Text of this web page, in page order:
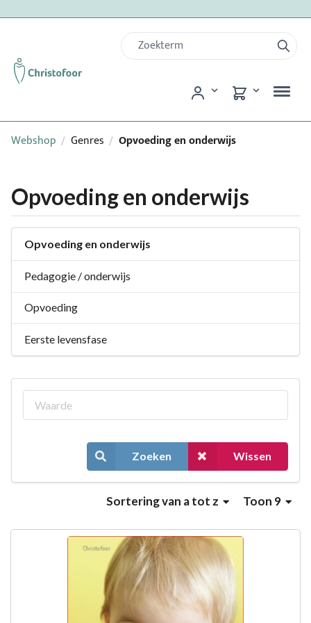
Webshop / Genres / Opvoeding en onderwijs
Opvoeding en onderwijs
Opvoeding en onderwijs
Pedagogie / onderwijs
Opvoeding
Eerste levensfase
Zoeken Wissen
Toon 9
Sorteringvan a tot z